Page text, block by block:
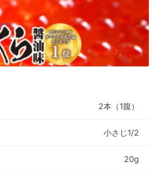
2本（1腹）
小さじ1/2
20g